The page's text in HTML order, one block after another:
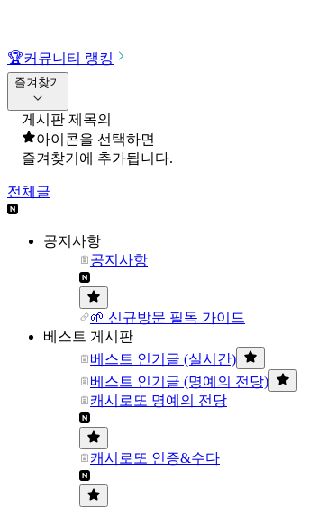
🏆커뮤니티 랭킹
즐겨찾기
게시판 제목의
아이콘을 선택하면
즐겨찾기에 추가됩니다.
전체글
공지사항
공지사항
🌱 신규방문 필독 가이드
베스트 게시판
베스트 인기글 (실시간)
베스트 인기글 (명예의 전당)
캐시로또 명예의 전당
캐시로또 인증&수다